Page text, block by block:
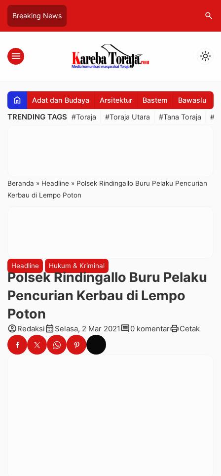
Breaking News search
menu light_mode
home Adat dan Budaya Arsitektur Bastem Bawaslu
TRENDING TAGS #Toraja #Toraja Utara #Tana Toraja
Beranda » Headline » Polsek Rindingallo Buru Pelaku Pencurian
Kerbau di Lempo Poton
Headline Hukum & Kriminal
Polsek Rindingallo Buru Pelaku
Pencurian Kerbau di Lempo
Poton
account_circleRedaksicalendar_month Selasa, 2 Mar 2021comment0 komentarprintCetak